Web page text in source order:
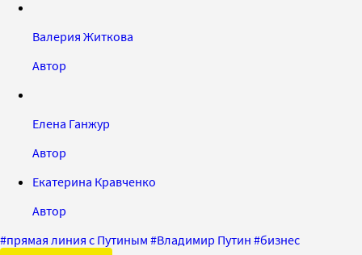
Валерия Житкова
Автор
Елена Ганжур
Автор
Екатерина Кравченко
Автор
#прямая линия с Путиным #Владимир Путин #бизнес